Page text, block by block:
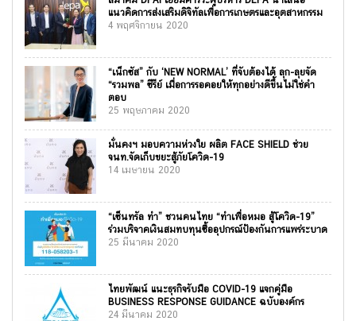
แนวคิดการส่งเสริมดิจิทัลเพื่อการเกษตรและอุตสาหกรรม
4 พฤศจิกายน 2020
“เน็กซัส” กับ ‘NEW NORMAL’ ที่จับต้องได้ ลุก-ลุยจัด
“รวมพล” ซีรีย์ เมื่อการรอคอยให้ทุกอย่างดีขึ้นไม่ใช่คำ
ตอบ
25 พฤษภาคม 2020
มั่นคงฯ มอบความห่วงใย ผลิต FACE SHIELD ช่วย
จนท.จัดเก็บขยะสู้ภัยโควิด-19
14 เมษายน 2020
“เซ็นทรัล ทำ” ชวนคนไทย “ทำเพื่อหมอ สู้โควิด-19”
ร่วมบริจาคเงินสมทบทุนซื้ออุปกรณ์ป้องกันการแพร่ระบาด
25 มีนาคม 2020
ไทยพัฒน์ แนะธุรกิจรับมือ COVID-19 แจกคู่มือ
BUSINESS RESPONSE GUIDANCE ฉบับองค์กร
24 มีนาคม 2020